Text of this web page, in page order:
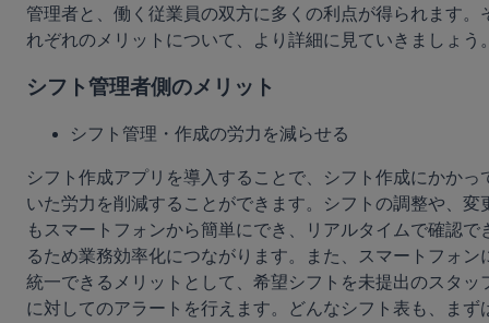
管理者と、働く従業員の双方に多くの利点が得られます。
れぞれのメリットについて、より詳細に見ていきましょう
シフト管理者側のメリット
シフト管理・作成の労力を減らせる
シフト作成アプリを導入することで、シフト作成にかかっ
いた労力を削減することができます。シフトの調整や、変
もスマートフォンから簡単にでき、リアルタイムで確認で
るため業務効率化につながります。また、スマートフォン
統一できるメリットとして、希望シフトを未提出のスタッ
に対してのアラートを行えます。どんなシフト表も、まず